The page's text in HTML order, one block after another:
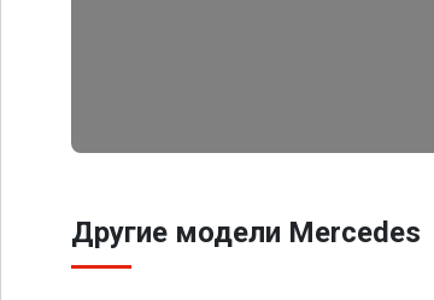
Другие модели Mercedes